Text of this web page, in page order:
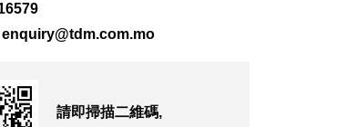
2026-08-06 18:22
排除移向南海北部
2026-08-06 17:58
enquiry@tdm.com.mo
請即掃描二維碼,